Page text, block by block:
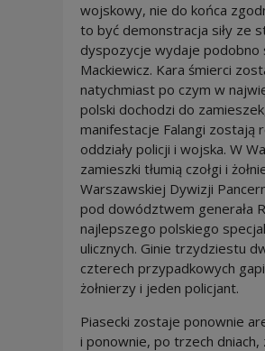
wojskowy, nie do końca
to być demonstracja siły ze
dyspozycje wydaje podobno
Mackiewicz. Kara śmierci
natychmiast po czym w
polski dochodzi do
manifestacje Falangi zostają
oddziały policji i wojska. W
zamieszki tłumią czołgi i
Warszawskiej Dywizji
pod dowództwem generała
najlepszego polskiego
ulicznych. Ginie trzydziestu
czterech przypadkowych
żołnierzy i jeden policjant.
Piasecki zostaje ponownie
i ponownie, po trzech dniach,